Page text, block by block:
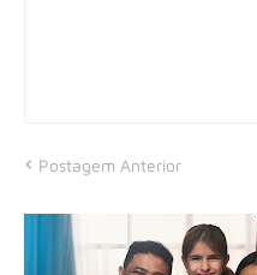
Postagem Anterior